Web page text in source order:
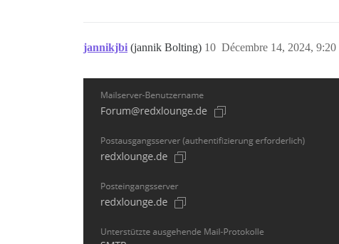
jannikjbi (jannik Bolting) Décembre 14, 2024, 9:20
10